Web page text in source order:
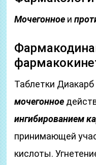
Мочегонное и
Таблетки
мочегонное
ингибированием
принимающей
кислоты.